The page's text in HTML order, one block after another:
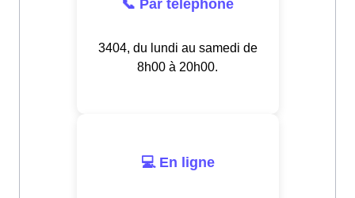
📞 Par téléphone
3404, du lundi au samedi de
8h00 à 20h00.
💻 En ligne